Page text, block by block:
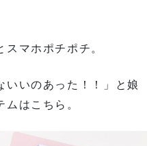
スマホポチポチ。
いいのあった！！」と娘
はこちら。